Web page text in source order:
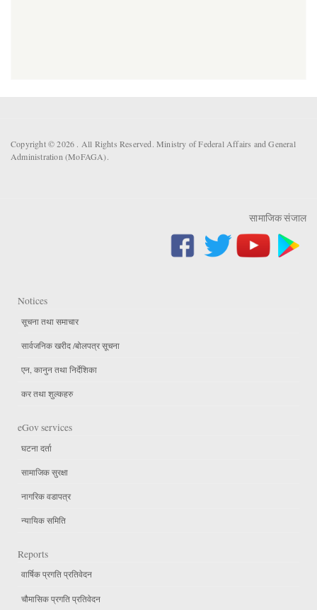
Copyright © 2026 . All Rights Reserved. Ministry of Federal Affairs and General
Administration (MoFAGA).
सामाजिक संजाल
Notices
सूचना तथा समाचार
सार्वजनिक खरीद /बोलपत्र सूचना
एन, कानुन तथा निर्देशिका
कर तथा शुल्कहरु
eGov services
घटना दर्ता
सामाजिक सुरक्षा
नागरिक वडापत्र
न्यायिक समिति
Reports
वार्षिक प्रगति प्रतिवेदन
चौमासिक प्रगति प्रतिवेदन